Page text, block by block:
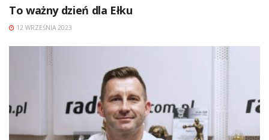
To ważny dzień dla Ełku
12 WRZEŚNIA 2023